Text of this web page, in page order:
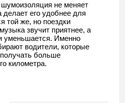
не меняет
делает его удобнее для
той же, но поездки
звучит приятнее, а
уменьшается. Именно
водители, которые
больше
километра.